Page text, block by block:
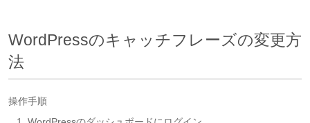
WordPressのキャッチフレーズの変更方
法
操作手順